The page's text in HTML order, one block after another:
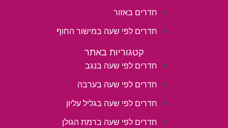
חדרים באזור
חדרים לפי שעה במישור החוף
קטגוריות באתר
חדרים לפי שעה בנגב
חדרים לפי שעה בערבה
חדרים לפי שעה בגליל עליון
חדרים לפי שעה ברמת הגולן